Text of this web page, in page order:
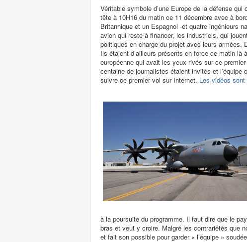
Véritable symbole d’une Europe de la défense
tête à 10H16 du matin ce 11 décembre avec à
Britannique et un Espagnol -et quatre ingénieurs
avion qui reste à financer, les industriels, qui
politiques en charge du projet avec leurs armées.
Ils étaient d’ailleurs présents en force ce matin
européenne qui avait les yeux rivés sur ce
centaine de journalistes étaient invités et
suivre ce premier vol sur Internet. Les vidéos sont
à la poursuite du programme. Il faut dire que le
bras et veut y croire. Malgré les contrariétés que
et fait son possible pour garder « l’équipe »